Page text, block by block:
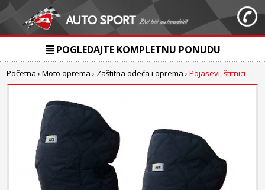
POGLEDAJTE KOMPLETNU PONUDU
Početna ›Moto oprema › Zaštitna odeća i oprema ›Pojasevi, štitnici